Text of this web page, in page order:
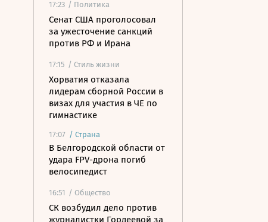
17:23 / Политика
Сенат США проголосовал
за ужесточение санкций
против РФ и Ирана
17:15 / Стиль жизни
Хорватия отказала
лидерам сборной России в
визах для участия в ЧЕ по
гимнастике
17:07 / Страна
В Белгородской области от
удара FPV-дрона погиб
велосипедист
16:51 / Общество
СК возбудил дело против
журналистки Гордеевой за